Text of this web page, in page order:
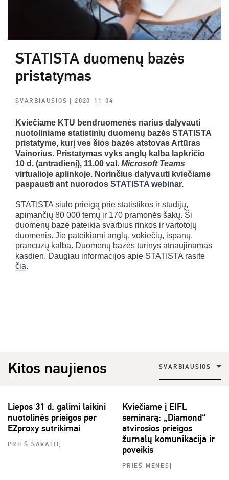
STATISTA duomenų bazės
pristatymas
SVARBIAUSIOS| 2020-11-04
Kviečiame KTU bendruomenės narius dalyvauti
nuotoliniame statistinių duomenų bazės STATISTA
pristatyme, kurį ves šios bazės atstovas Artūras
Vainorius. Pristatymas vyks anglų kalba lapkričio
10 d. (antradienį), 11.00 val. Microsoft Teams
virtualioje aplinkoje. Norinčius dalyvauti kviečiame
paspausti ant nuorodos STATISTA webinar.
STATISTA siūlo prieigą prie statistikos ir studijų,
apimančių 80 000 temų ir 170 pramonės šakų. Ši
duomenų bazė pateikia svarbius rinkos ir vartotojų
duomenis. Jie pateikiami anglų, vokiečių, ispanų,
prancūzų kalba. Duomenų bazės turinys atnaujinamas
kasdien. Daugiau informacijos apie STATISTA rasite
čia.
Kitos naujienos SVARBIAUSIOS
Liepos 31 d. galimi laikini
nuotolinės prieigos per
EZproxy sutrikimai
PRIEŠ SAVAITĘ
Kviečiame į EIFL
seminarą: „Diamond“
atvirosios prieigos
žurnalų komunikacija ir
poveikis
PRIEŠ MĖNESĮ